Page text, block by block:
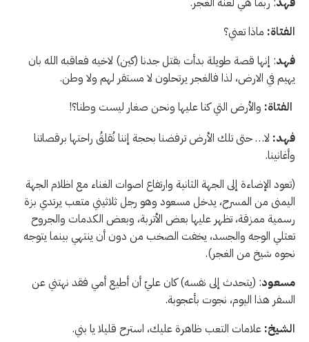
الفتاة: ماذا تعني؟
فهد: إنها قصة طويلة بدأت بقتل جدنا (كين) لاخيه فعاقبه الله بان
يهيم في الارض، لذا فالغجر يرتحلون لا مستقر لهم ولا وطن.
الفتاة: والأرض التي كنا عليها ونحن صغار ليست وطنا؟!
فهد: لا… حتى تلك الأرض ترفضنا بحجة إننا نُقلقُ راحتها برقصاتنا
وأغانينا.
(تعود الإضاءة إلى الجهة الثانية وارتفاع اصوات الغناء مع اظلام الجهة
اليمنى من المسرح، يدخل مسعود وهو رجل ثلاثيني متعب يرتدي بزة
رسمية ممزقة، تظهر عليها بعض الأتربة، وبعض الكدمات والجروح
تعتلي الوجه والجسد، يخفت الصخب من دون أن ينتهي بينما يتوجه
نحوه شيخ من الغجر).
مسعود: (يتحدث إلى نفسه) كان عليّ أن أطيع أمي فقد نهتني عن
السفر هذا اليوم، نجوت بأعجوبة.
الشيخ: علامات التعب ظاهرة عليك، استرح قليلا يا بني.